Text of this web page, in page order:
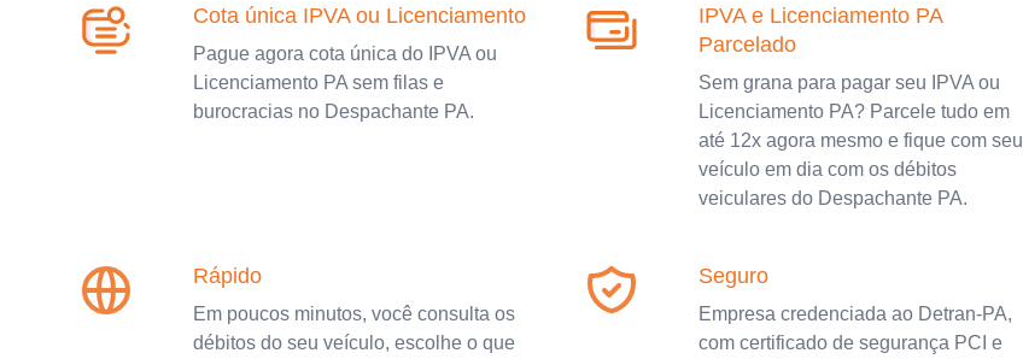
Cota única IPVA ou Licenciamento
Pague agora cota única do IPVA ou
Licenciamento PA sem filas e
burocracias no Despachante PA.
IPVA e Licenciamento PA
Parcelado
Sem grana para pagar seu IPVA ou
Licenciamento PA? Parcele tudo em
até 12x agora mesmo e fique com seu
veículo em dia com os débitos
veiculares do Despachante PA.
Rápido
Em poucos minutos, você consulta os
débitos do seu veículo, escolhe o que
Seguro
Empresa credenciada ao Detran-PA,
com certificado de segurança PCI e